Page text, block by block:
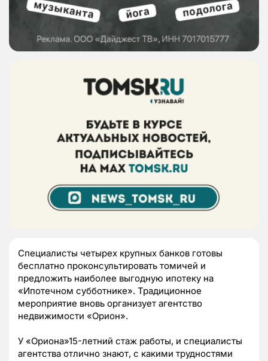
Специалисты четырех крупных банков готовы
бесплатно проконсультировать томичей и
предложить наиболее выгодную ипотеку на
«Ипотечном субботнике». Традиционное
мероприятие вновь организует агентство
недвижимости «Орион».
У «Ориона»15-летний стаж работы, и специалисты
агентства отлично знают, с какими трудностями